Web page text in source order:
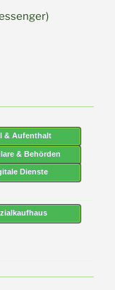
& Aufenthalt
& Behörden
Dienste